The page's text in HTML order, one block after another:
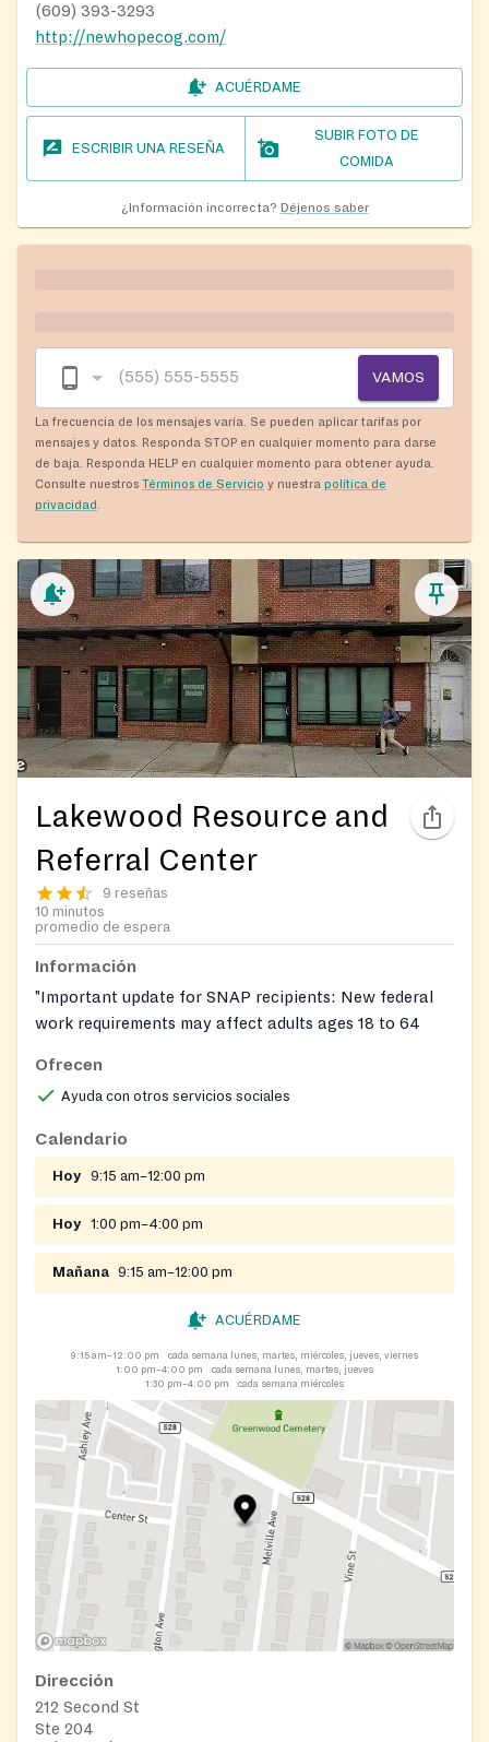
(609) 393-3293
http://newhopecog.com/
ACUÉRDAME
ESCRIBIR UNA RESEÑA
SUBIR FOTO DE
COMIDA
¿Información incorrecta? Déjenos saber
VAMOS
La frecuencia de los mensajes varía. Se pueden aplicar tarifas por
mensajes y datos. Responda STOP en cualquier momento para darse
de baja. Responda HELP en cualquier momento para obtener ayuda.
Consulte nuestros Términos de Servicio y nuestra política de
privacidad
Lakewood Resource and
Referral Center
9 reseñas
10 minutos
promedio de espera
Información
"Important update for SNAP recipients: New federal
work requirements may affect adults ages 18 to 64
you, you may need to report work, training, or
volunteer hours each month to keep your benefits.
vary by state, so don't wait to find out if you're
affected. For more information, visit the USDA SNAP
Work Requirements page, or contact your local SNAP
office or call 211."
This center provides assistance with SSI, SSD, and
available in person to answer quick questions on a
first-come, first-served basis, and no appointment is
necessary for these questions. Phone caseworkers are
available by appointment only, with appointments
scheduled and canceled through their automated
system. Complete program information is available
online.
Ofrecen
Ayuda con otros servicios sociales
Calendario
Hoy 9:15 am–12:00 pm
Hoy 1:00 pm–4:00 pm
Mañana 9:15 am–12:00 pm
ACUÉRDAME
9:15 am–12:00 pm
cada semana lunes, martes, miércoles, jueves, viernes
1:00 pm–4:00 pm
cada semana lunes, martes, jueves
1:30 pm–4:00 pm
cada semana miércoles
Dirección
212 Second St
Ste 204